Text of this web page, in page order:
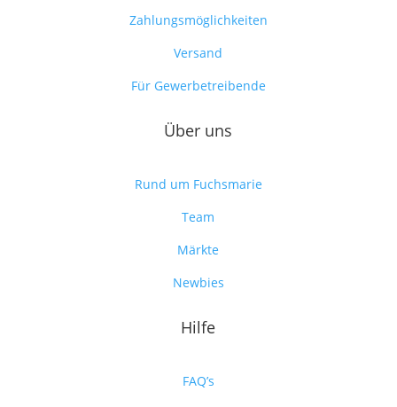
Zahlungsmöglichkeiten
Versand
Für Gewerbetreibende
Über uns
Rund um Fuchsmarie
Team
Märkte
Newbies
Hilfe
FAQ’s